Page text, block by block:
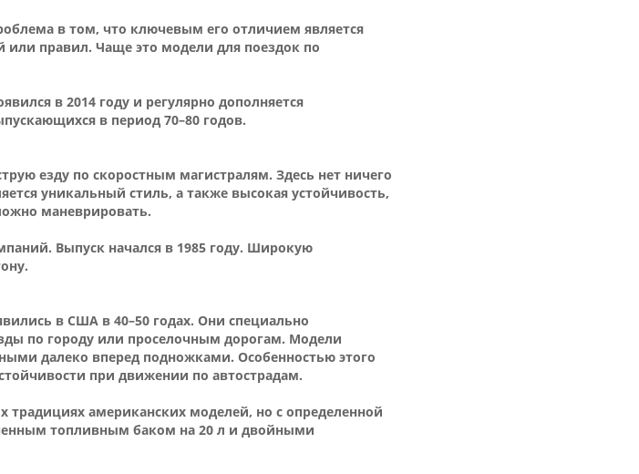
в том, что ключевым его отличием является
или правил. Чаще это модели для поездок по
в 2014 году и регулярно дополняется
в период 70–80 годов.
езду по скоростным магистралям. Здесь нет ничего
уникальный стиль, а также высокая устойчивость,
маневрировать.
Выпуск начался в 1985 году. Широкую
в США в 40–50 годах. Они специально
по городу или проселочным дорогам. Модели
далеко вперед подножками. Особенностью этого
при движении по автострадам.
традициях американских моделей, но с определенной
топливным баком на 20 л и двойными